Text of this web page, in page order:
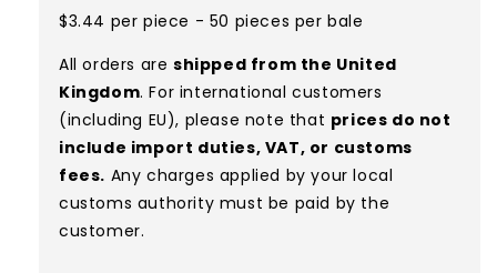
$3.44 per piece - 50 pieces per bale
All orders are shipped from the United
Kingdom. For international customers
(including EU), please note that prices do not
include import duties, VAT, or customs
fees. Any charges applied by your local
customs authority must be paid by the
customer.